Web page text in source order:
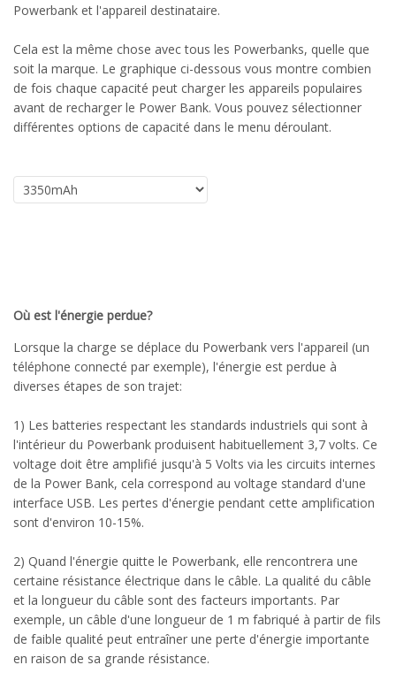
Powerbank et l'appareil destinataire.
Cela est la même chose avec tous les Powerbanks, quelle que
soit la marque. Le graphique ci-dessous vous montre combien
de fois chaque capacité peut charger les appareils populaires
avant de recharger le Power Bank. Vous pouvez sélectionner
différentes options de capacité dans le menu déroulant.
Où est l'énergie perdue?
Lorsque la charge se déplace du Powerbank vers l'appareil (un
téléphone connecté par exemple), l'énergie est perdue à
diverses étapes de son trajet:
1) Les batteries respectant les standards industriels qui sont à
l'intérieur du Powerbank produisent habituellement 3,7 volts. Ce
voltage doit être amplifié jusqu'à 5 Volts via les circuits internes
de la Power Bank, cela correspond au voltage standard d'une
interface USB. Les pertes d'énergie pendant cette amplification
sont d'environ 10-15%.
2) Quand l'énergie quitte le Powerbank, elle rencontrera une
certaine résistance électrique dans le câble. La qualité du câble
et la longueur du câble sont des facteurs importants. Par
exemple, un câble d'une longueur de 1 m fabriqué à partir de fils
de faible qualité peut entraîner une perte d'énergie importante
en raison de sa grande résistance.